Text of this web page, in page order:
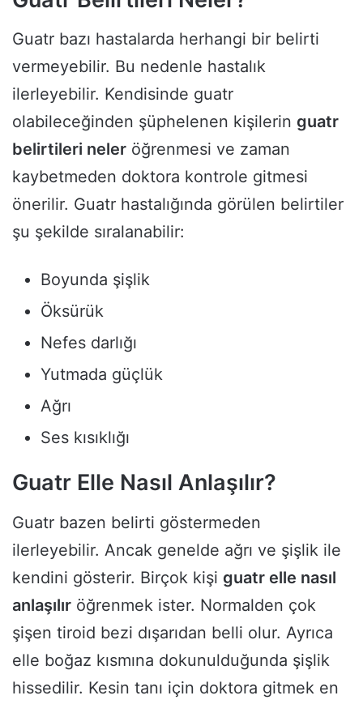
Guatr bazı hastalarda herhangi bir belirti
vermeyebilir. Bu nedenle hastalık
ilerleyebilir. Kendisinde guatr
olabileceğinden şüphelenen kişilerin guatr
belirtileri neler öğrenmesi ve zaman
kaybetmeden doktora kontrole gitmesi
önerilir. Guatr hastalığında görülen belirtiler
şu şekilde sıralanabilir:
Boyunda şişlik
Öksürük
Nefes darlığı
Yutmada güçlük
Ağrı
Ses kısıklığı
Guatr Elle Nasıl Anlaşılır?
Guatr bazen belirti göstermeden
ilerleyebilir. Ancak genelde ağrı ve şişlik ile
kendini gösterir. Birçok kişi guatr elle nasıl
anlaşılır öğrenmek ister. Normalden çok
şişen tiroid bezi dışarıdan belli olur. Ayrıca
elle boğaz kısmına dokunulduğunda şişlik
hissedilir. Kesin tanı için doktora gitmek en